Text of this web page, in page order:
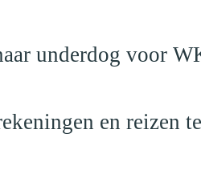
underdog voor
en reizen